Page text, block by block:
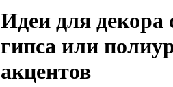
Идеи для декора
гипса или
акцентов